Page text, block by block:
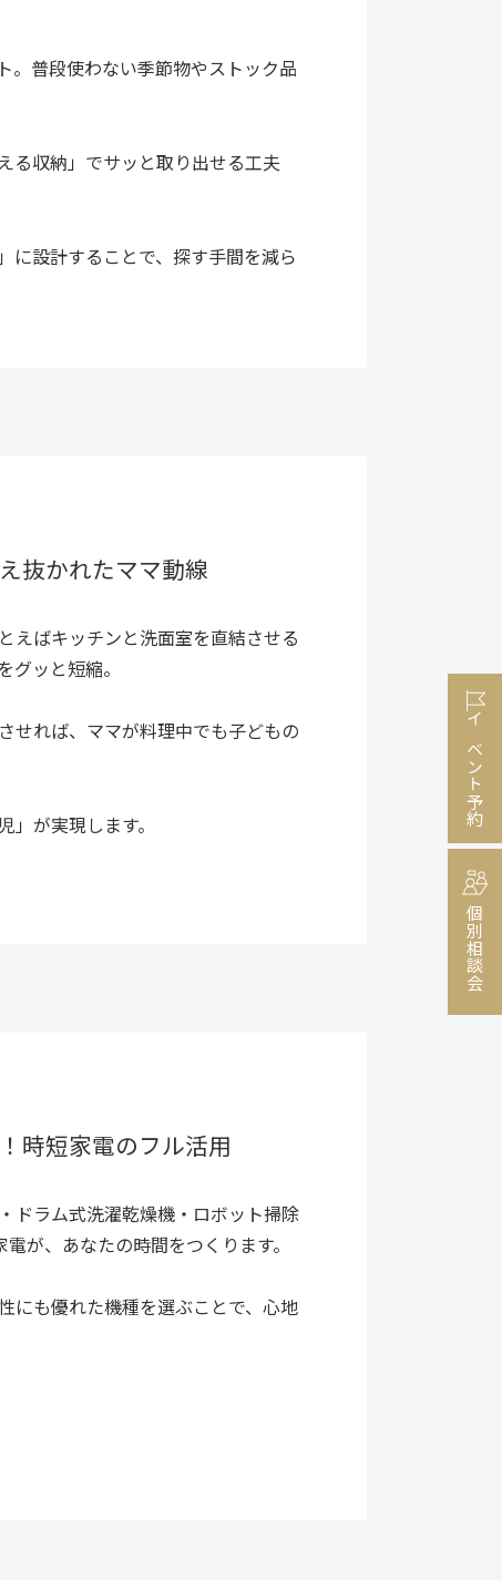
。普段使わない季節物やストック品
る収納」でサッと取り出せる工夫
に設計することで、探す手間を減ら
抜かれたママ動線
えばキッチンと洗面室を直結させる
グッと短縮。
せれば、ママが料理中でも子どもの
が実現します。
時短家電のフル活用
ドラム式洗濯乾燥機・ロボット掃除
が、あなたの時間をつくります。
にも優れた機種を選ぶことで、心地
イベント予約
個別相談会